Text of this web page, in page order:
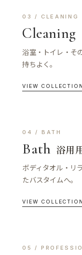
03 / CLEANING
Cleaning
浴室・トイレ・そ
持ちよく。
VIEW
04 / BATH
Bath 浴用
ボディタオル・リ
たバスタイムへ。
VIEW
05 /